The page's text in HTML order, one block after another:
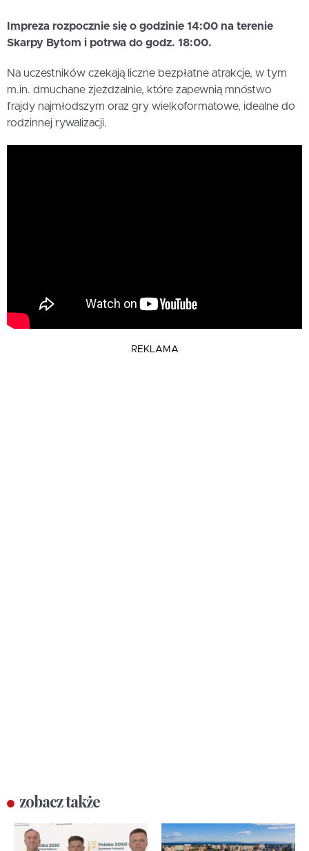
Impreza rozpocznie się o godzinie 14:00 na terenie
Skarpy Bytom i potrwa do godz. 18:00.
Na uczestników czekają liczne bezpłatne atrakcje, w tym
m.in. dmuchane zjeżdżalnie, które zapewnią mnóstwo
frajdy najmłodszym oraz gry wielkoformatowe, idealne do
rodzinnej rywalizacji.
REKLAMA
zobacz także